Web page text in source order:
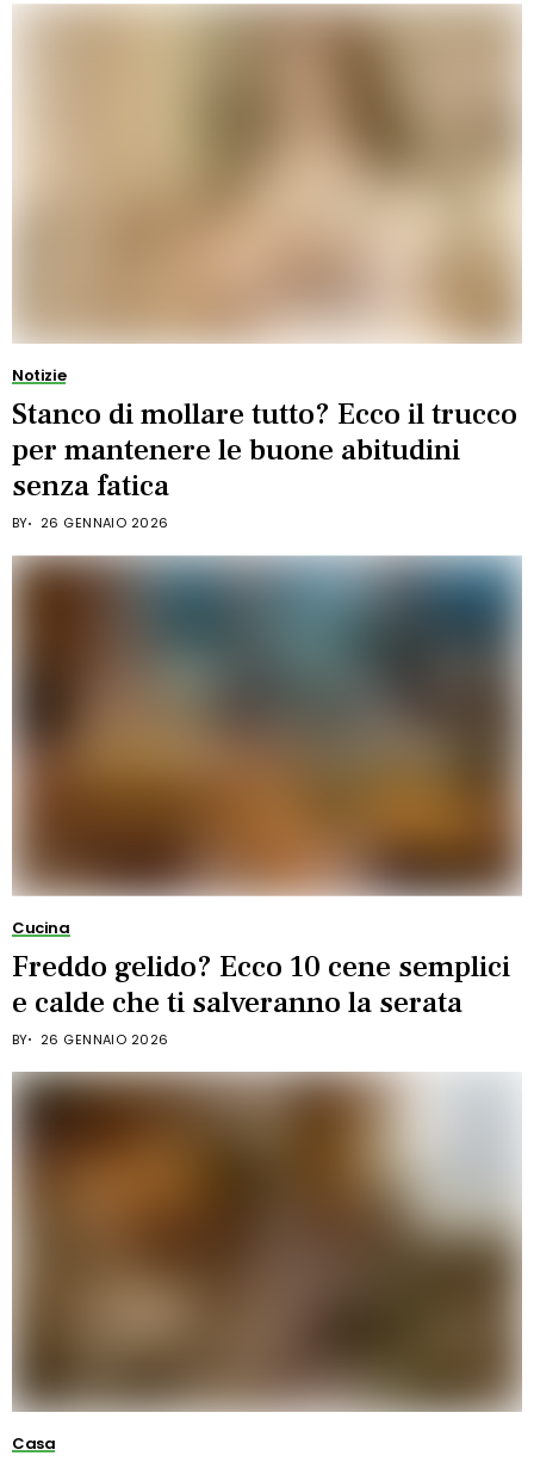
Notizie
Stanco di mollare tutto? Ecco il trucco
per mantenere le buone abitudini
senza fatica
BY 26 GENNAIO 2026
Cucina
Freddo gelido? Ecco 10 cene semplici
e calde che ti salveranno la serata
BY 26 GENNAIO 2026
Casa